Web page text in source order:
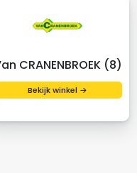
CRANENBROEK (8)
Bekijk winkel →